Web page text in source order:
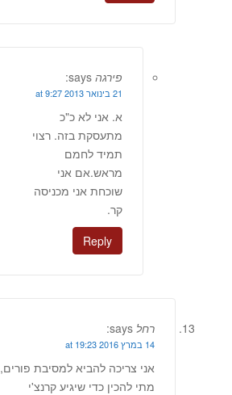
פירגה says:
21 בינואר 2013 at 9:27
א. אני לא כ"כ
מתעסקת בזה. רצוי
תמיד לחמם
מראש.אם אני
שוכחת אני מכניסה
קר.
Reply
רחל says:
14 במרץ 2016 at 19:23
אני צריכה להביא למסיבת פורים,
מתי להכין כדי שיגיע קרנצ'י